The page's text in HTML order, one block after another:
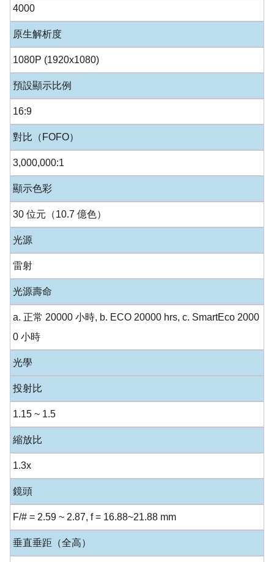
4000
原生解析度
1080P (1920x1080)
預設顯示比例
16:9
對比（FOFO）
3,000,000:1
顯示色彩
30 位元（10.7 億色）
光源
雷射
光源壽命
a. 正常 20000 小時, b. ECO 20000 hrs, c. SmartEco 2000
0 小時
光學
投射比
1.15 ~ 1.5
縮放比
1.3x
鏡頭
F/# = 2.59 ~ 2.87, f = 16.88~21.88 mm
垂直垂距（全高）